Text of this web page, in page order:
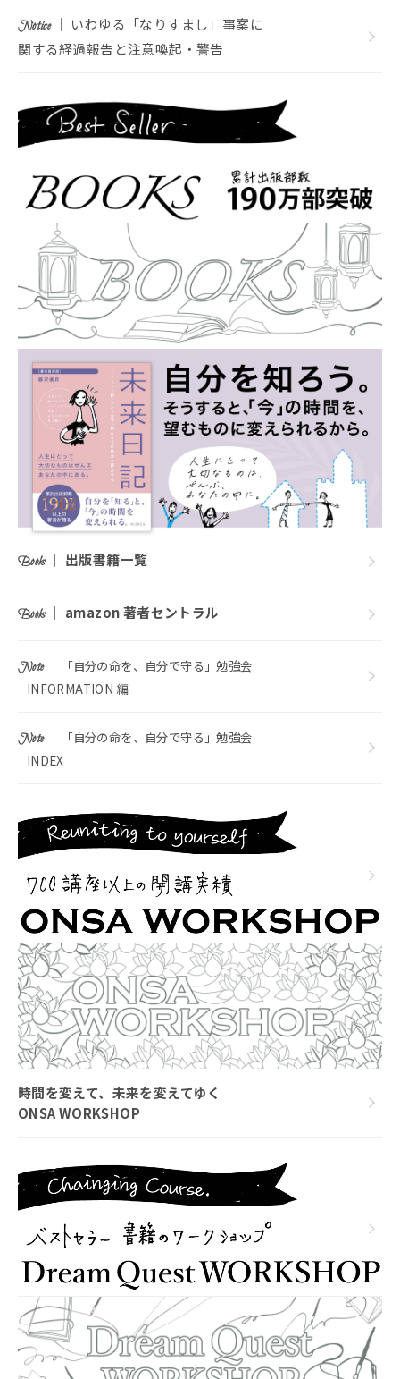
Notice｜ いわゆる「なりすまし」事案に
関する経過報告と注意喚起・警告
Books｜ 出版書籍一覧
Books｜ amazon 著者セントラル
Note｜
「自分の命を、自分で守る」勉強会
INFORMATION 編
Note｜
「自分の命を、自分で守る」勉強会
INDEX
時間を変えて、未来を変えてゆく
ONSA WORKSHOP